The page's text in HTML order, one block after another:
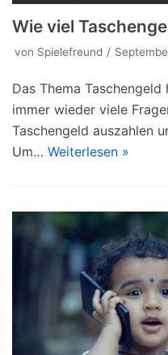
Wie viel
von Spielefreund
Das Thema
immer wieder viele
Taschengeld auszahlen
Um… Weiterlesen »